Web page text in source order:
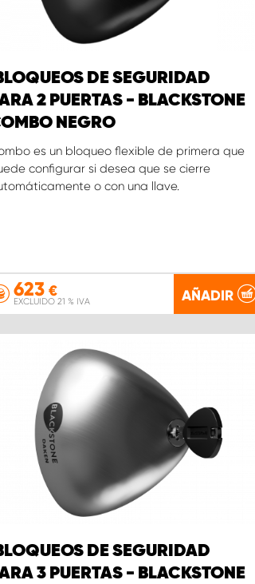
DE SEGURIDAD
2 PUERTAS - BLACKSTONE
NEGRO
es un bloqueo flexible de primera que
configurar si desea que se cierre
o con una llave.
623€
EXCLUIDO 21 % IVA AÑADIR
DE SEGURIDAD
3 PUERTAS - BLACKSTONE